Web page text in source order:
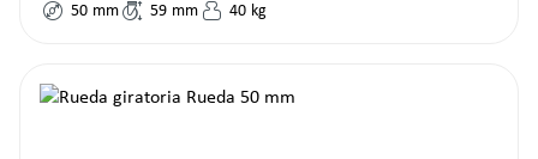
50 mm 59 mm 40 kg